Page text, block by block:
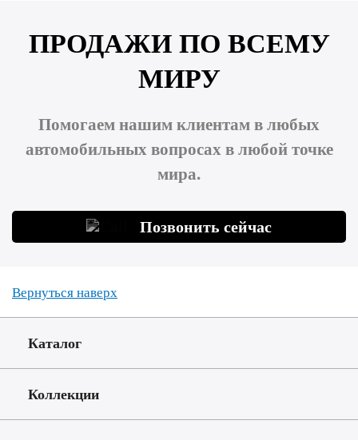
ПРОДАЖИ ПО ВСЕМУ
МИРУ
Помогаем нашим клиентам в любых
автомобильных вопросах в любой точке
мира.
Позвонить сейчас
Вернуться наверх
Каталог
Коллекции